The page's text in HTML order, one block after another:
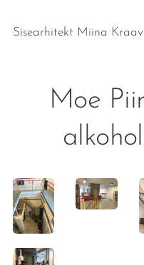
Sisearhitekt Miina Kraav
Moe